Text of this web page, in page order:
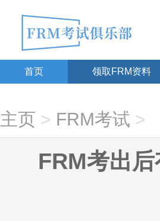
首页 领取FRM资料
主页 > FRM考试 >
FRM考出